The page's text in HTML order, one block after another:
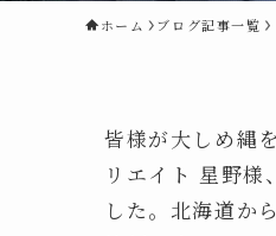
ホーム ブログ記事一覧
皆様が大しめ縄
リエイト 星野
した。北海道か